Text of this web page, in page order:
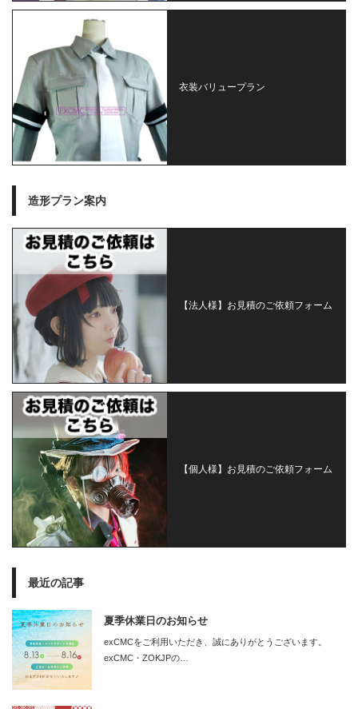
衣装バリュープラン
造形プラン案内
【法人様】お見積のご依頼フォーム
【個人様】お見積のご依頼フォーム
最近の記事
夏季休業日のお知らせ
exCMCをご利用いただき、誠にありがとうございます。
exCMC・ZOKJPの…